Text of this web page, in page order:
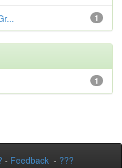
1
1
- Feedback - ???